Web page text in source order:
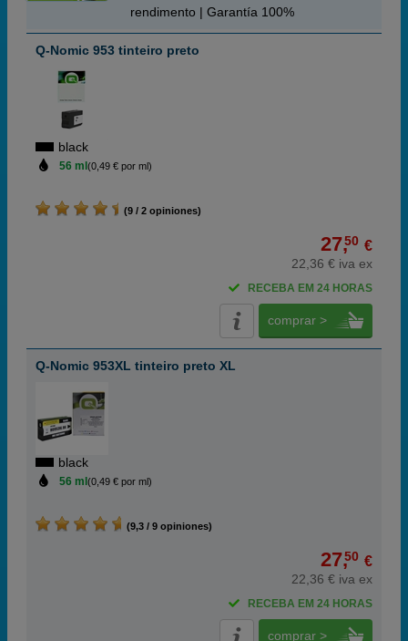
rendimento | Garantía 100%
Q-Nomic 953 tinteiro preto
black
56 ml (0,49 € por ml)
(9 / 2 opiniones)
27,50 €
22,36 € iva ex
RECEBA EM 24 HORAS
comprar >
Q-Nomic 953XL tinteiro preto XL
black
56 ml (0,49 € por ml)
(9,3 / 9 opiniones)
27,50 €
22,36 € iva ex
RECEBA EM 24 HORAS
comprar >